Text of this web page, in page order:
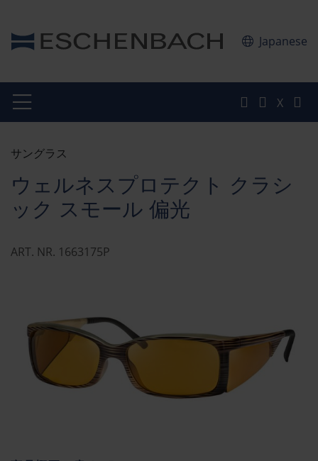
Japanese
X
サングラス
ウェルネスプロテクト クラシ
ック スモール 偏光
ART. NR. 1663175P